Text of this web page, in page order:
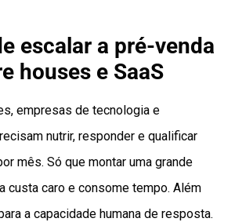
escalar a pré-venda
houses e SaaS
empresas de tecnologia e
nutrir, responder e qualificar
mês. Só que montar uma grande
custa caro e consome tempo. Além
a capacidade humana de resposta.